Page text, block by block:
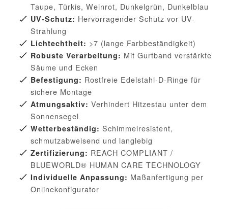
Taupe, Türkis, Weinrot, Dunkelgrün, Dunkelblau
UV-Schutz: Hervorragender Schutz vor UV-
Strahlung
Lichtechtheit: >7 (lange Farbbeständigkeit)
Robuste Verarbeitung: Mit Gurtband verstärkte
Säume und Ecken
Befestigung: Rostfreie Edelstahl-D-Ringe für
sichere Montage
Atmungsaktiv: Verhindert Hitzestau unter dem
Sonnensegel
Wetterbeständig: Schimmelresistent,
schmutzabweisend und langlebig
Zertifizierung: REACH COMPLIANT /
BLUEWORLD® HUMAN CARE TECHNOLOGY
Individuelle Anpassung: Maßanfertigung per
Onlinekonfigurator